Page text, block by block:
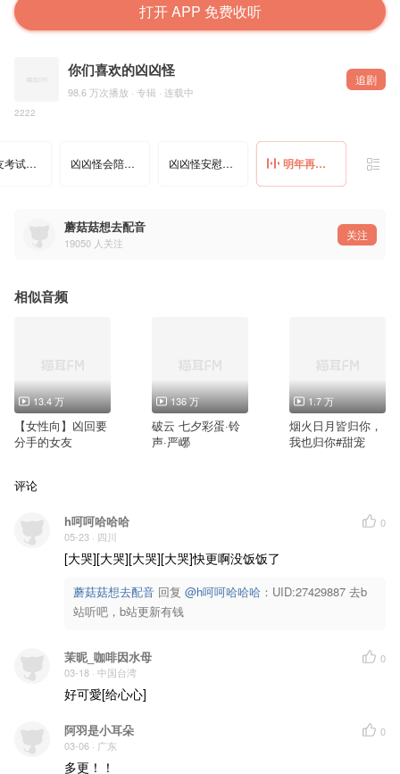
打开 APP 免费收听
你们喜欢的凶凶怪
98.6 万次播放 · 专辑 · 连载中
追剧
2222
等女友考试憋坏的凶凶怪 凶凶怪会陪你看一辈子雪 凶凶怪安慰噩梦吓醒的女友 明年再见啦，凶凶怪
蘑菇菇想去配音
19050 人关注
关注
相似音频
13.4 万
【女性向】凶回要
分手的女友
136 万
破云 七夕彩蛋·铃
声·严峫
1.7 万
烟火日月皆归你，
我也归你#甜宠
评论
h呵呵哈哈哈
05-23 · 四川
0
[大哭][大哭][大哭][大哭]快更啊没饭饭了
蘑菇菇想去配音 回复 @h呵呵哈哈哈 ：UID:27429887 去b
站听吧，b站更新有钱
茉昵_咖啡因水母
03-18 · 中国台湾
0
好可愛[给心心]
阿羽是小耳朵
03-06 · 广东
0
多更！！